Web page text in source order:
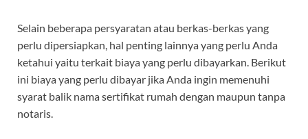
Selain beberapa persyaratan atau berkas-berkas yang
perlu dipersiapkan, hal penting lainnya yang perlu Anda
ketahui yaitu terkait biaya yang perlu dibayarkan. Berikut
ini biaya yang perlu dibayar jika Anda ingin memenuhi
syarat balik nama sertifikat rumah dengan maupun tanpa
notaris.